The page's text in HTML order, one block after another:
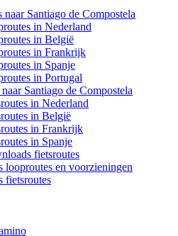
naar Santiago de Compostela
in Nederland
in België
in Frankrijk
in Spanje
in Portugal
Santiago de Compostela
in Nederland
in België
in Frankrijk
in Spanje
fietsroutes
looproutes en voorzieningen
fietsroutes